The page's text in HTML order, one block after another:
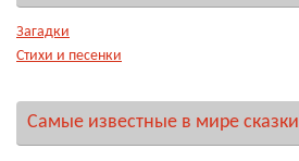
Загадки
Стихи и песенки
Самые известные в мире сказки